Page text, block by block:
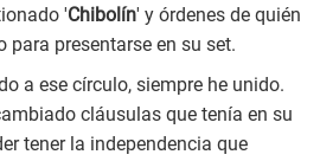
'Chibolín' y órdenes de quién
para presentarse en su set.
a ese círculo, siempre he unido.
cláusulas que tenía en su
tener la independencia que